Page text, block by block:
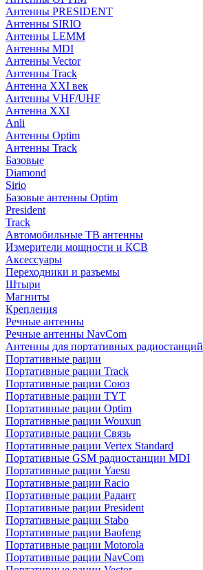
Антенны PRESIDENT
Антенны SIRIO
Антенны LEMM
Антенны MDI
Антенны Vector
Антенны Track
Антенна XXI век
Антенны VHF/UHF
Антенна XXI
Anli
Антенны Optim
Антенны Track
Базовые
Diamond
Sirio
Базовые антенны Optim
President
Track
Автомобильные ТВ антенны
Измерители мощности и КСВ
Аксессуары
Переходники и разъемы
Штыри
Магниты
Крепления
Речные антенны
Речные антенны NavCom
Антенны для портативных радиостанций
Портативные рации
Портативные рации Track
Портативные рации Союз
Портативные рации TYT
Портативные рации Optim
Портативные рации Wouxun
Портативные рации Связь
Портативные рации Vertex Standard
Портативные GSM радиостанции MDI
Портативные рации Yaesu
Портативные рации Racio
Портативные рации Радант
Портативные рации President
Портативные рации Stabo
Портативные рации Baofeng
Портативные рации Motorola
Портативные рации NavCom